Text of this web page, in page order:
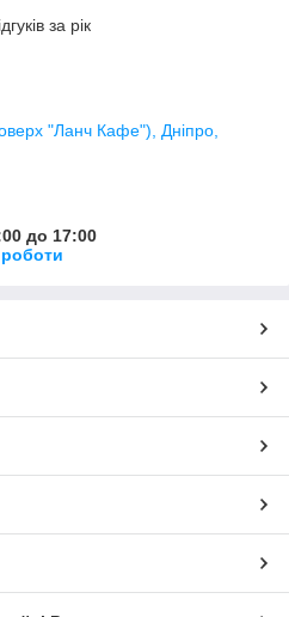
за рік
"Ланч Кафе"), Дніпро,
до 17:00